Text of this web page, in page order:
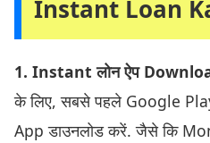
Instant Loan
1. Instant लोन ऐप
के लिए, सबसे पहले Google
App डाउनलोड करें. जैसे कि